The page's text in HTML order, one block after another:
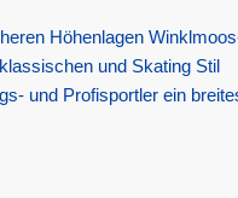
Höhenlagen
und Skating Stil
und Profisportler ein